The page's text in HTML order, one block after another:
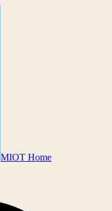
MIOT Home